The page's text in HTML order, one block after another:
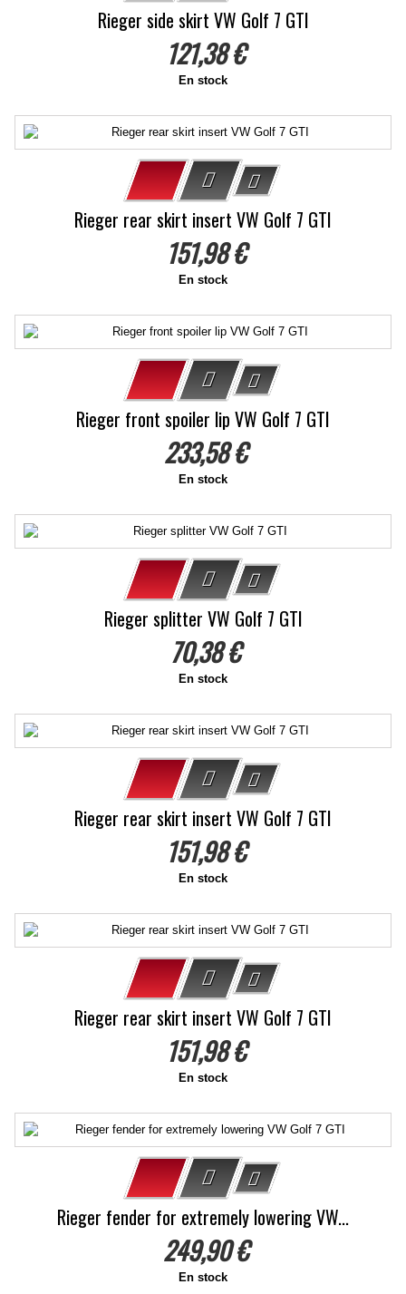
Rieger side skirt VW Golf 7 GTI
121,38 €
En stock
Rieger rear skirt insert VW Golf 7 GTI
151,98 €
En stock
Rieger front spoiler lip VW Golf 7 GTI
233,58 €
En stock
Rieger splitter VW Golf 7 GTI
70,38 €
En stock
Rieger rear skirt insert VW Golf 7 GTI
151,98 €
En stock
Rieger rear skirt insert VW Golf 7 GTI
151,98 €
En stock
Rieger fender for extremely lowering VW...
249,90 €
En stock